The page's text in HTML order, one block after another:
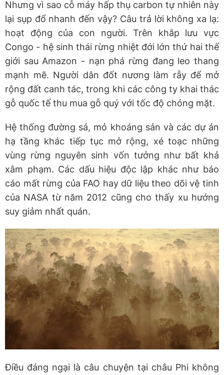
Nhưng vì sao cỗ máy hấp thụ carbon tự nhiên này
lại sụp đổ nhanh đến vậy? Câu trả lời không xa lạ:
hoạt động của con người. Trên khắp lưu vực
Congo - hệ sinh thái rừng nhiệt đới lớn thứ hai thế
giới sau Amazon - nạn phá rừng đang leo thang
mạnh mẽ. Người dân đốt nương làm rẫy để mở
rộng đất canh tác, trong khi các công ty khai thác
gỗ quốc tế thu mua gỗ quý với tốc độ chóng mặt.
Hệ thống đường sá, mỏ khoáng sản và các dự án
hạ tầng khác tiếp tục mở rộng, xé toạc những
vùng rừng nguyên sinh vốn tưởng như bất khả
xâm phạm. Các dấu hiệu độc lập khác như báo
cáo mất rừng của FAO hay dữ liệu theo dõi vệ tinh
của NASA từ năm 2012 cũng cho thấy xu hướng
suy giảm nhất quán.
Điều đáng ngại là câu chuyện tại châu Phi không